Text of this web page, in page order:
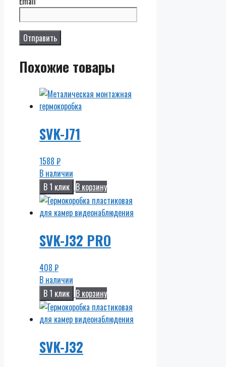
Похожие товары
SVK-J71
1588 ₽
В наличии
В 1 клик В корзину
SVK-J32 PRO
408 ₽
В наличии
В 1 клик В корзину
SVK-J32